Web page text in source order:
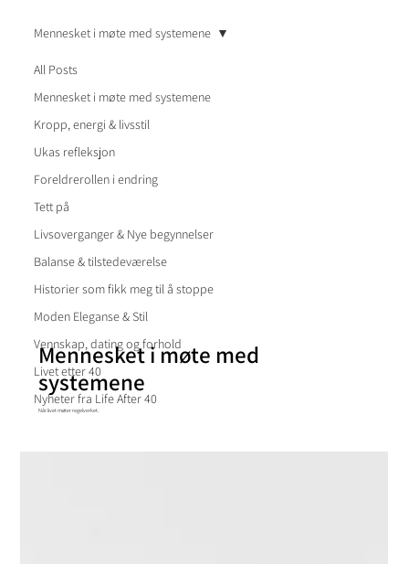
All Posts
Mennesket i møte med systemene
Kropp, energi & livsstil
Ukas refleksjon
Foreldrerollen i endring
Tett på
Livsoverganger & Nye begynnelser
Balanse & tilstedeværelse
Historier som fikk meg til å stoppe
Moden Eleganse & Stil
Vennskap, dating og forhold
Livet etter 40
Nyheter fra Life After 40
Mennesket i møte med systemene
Mennesket i møte med
systemene
Når livet møter regelverket.